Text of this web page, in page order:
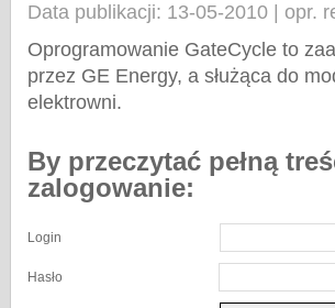
Data publikacji: 13-05-2010 | opr.
Oprogramowanie GateCycle to
przez GE Energy, a służąca do
elektrowni.
By przeczytać pełną
zalogowanie:
Login
Hasło